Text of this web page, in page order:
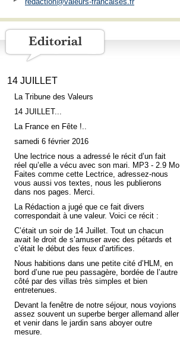
14 JUILLET
La Tribune des Valeurs
14 JUILLET...
La France en Fête !..
samedi 6 février 2016
Une lectrice nous a adressé le récit d’un fait
réel qu’elle a vécu avec son mari. MP3 - 2.9 Mo
Faites comme cette Lectrice, adressez-nous
vous aussi vos textes, nous les publierons
dans nos pages. Merci.
La Rédaction a jugé que ce fait divers
correspondait à une valeur. Voici ce récit :
C’était un soir de 14 Juillet. Tout un chacun
avait le droit de s’amuser avec des pétards et
c’était le début des feux d’artifices.
Nous habitions dans une petite cité d’HLM, en
bord d’une rue peu passagère, bordée de l’autre
côté par des villas très simples et bien
entretenues.
Devant la fenêtre de notre séjour, nous voyions
assez souvent un superbe berger allemand aller
et venir dans le jardin sans aboyer outre
mesure.